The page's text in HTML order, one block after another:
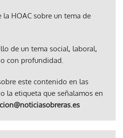
HOAC sobre un tema de
de un tema social, laboral,
con profundidad.
este contenido en las
la etiqueta que señalamos en